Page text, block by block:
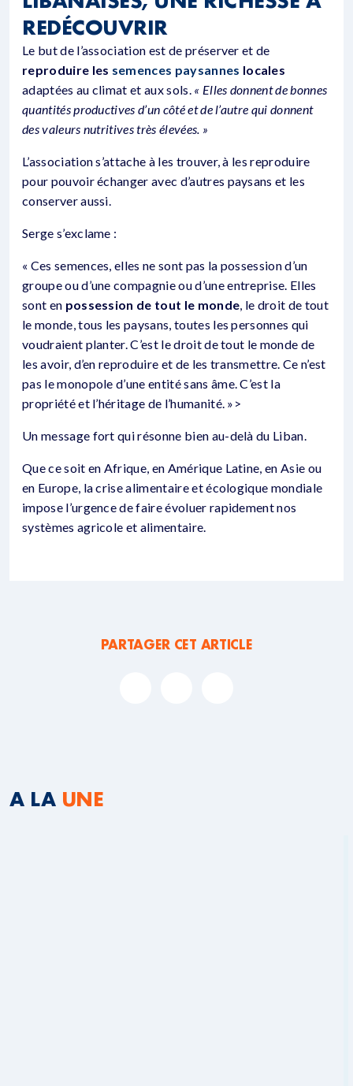
REDÉCOUVRIR
Le but de l’association est de préserver et de
reproduire les semences paysannes locales
adaptées au climat et aux sols. « Elles donnent de bonnes
quantités productives d’un côté et de l’autre qui donnent
des valeurs nutritives très élevées. »
L’association s’attache à les trouver, à les reproduire
pour pouvoir échanger avec d’autres paysans et les
conserver aussi.
Serge s’exclame :
« Ces semences, elles ne sont pas la possession d’un
groupe ou d’une compagnie ou d’une entreprise. Elles
sont en possession de tout le monde, le droit de tout
le monde, tous les paysans, toutes les personnes qui
voudraient planter. C’est le droit de tout le monde de
les avoir, d’en reproduire et de les transmettre. Ce n’est
pas le monopole d’une entité sans âme. C’est la
propriété et l’héritage de l’humanité. »>
Un message fort qui résonne bien au-delà du Liban.
Que ce soit en Afrique, en Amérique Latine, en Asie ou
en Europe, la crise alimentaire et écologique mondiale
impose l’urgence de faire évoluer rapidement nos
systèmes agricole et alimentaire.
PARTAGER CET ARTICLE
A LA UNE